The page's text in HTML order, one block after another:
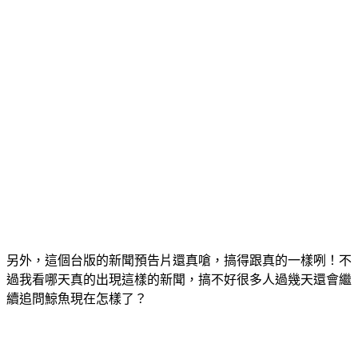
另外，這個台版的新聞預告片還真嗆，搞得跟真的一樣咧！不
過我看哪天真的出現這樣的新聞，搞不好很多人過幾天還會繼
續追問鯨魚現在怎樣了？